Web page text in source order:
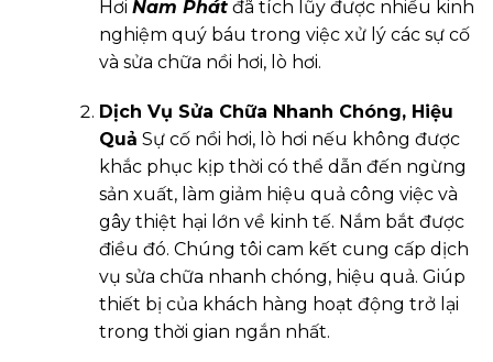
Hơi Nam Phátđã tích lũy được nhiều kinh
nghiệm quý báu trong việc xử lý các sự cố
và sửa chữa nồi hơi, lò hơi.
Dịch Vụ Sửa Chữa Nhanh Chóng, Hiệu
Quả Sự cố nồi hơi, lò hơi nếu không được
khắc phục kịp thời có thể dẫn đến ngừng
sản xuất, làm giảm hiệu quả công việc và
gây thiệt hại lớn về kinh tế. Nắm bắt được
điều đó. Chúng tôi cam kết cung cấp dịch
vụ sửa chữa nhanh chóng, hiệu quả. Giúp
thiết bị của khách hàng hoạt động trở lại
trong thời gian ngắn nhất.